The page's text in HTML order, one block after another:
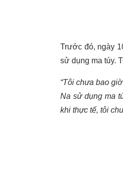
Trước đó, ngày
sử dụng ma túy.
“Tôi chưa bao
Na sử dụng ma
khi thực tế, tôi